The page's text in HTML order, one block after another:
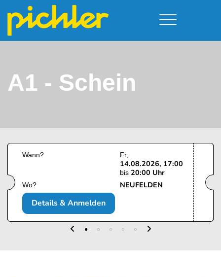
A - Scheine + Code 111
B - Scheine
Kursorte
Neufelden
Service
Kontakt
A1 - Schein
Wann? Fr
14.08.2026, 17:00
bis 20:00 Uhr
Wo? NEUFELDEN
Details & Anmelden